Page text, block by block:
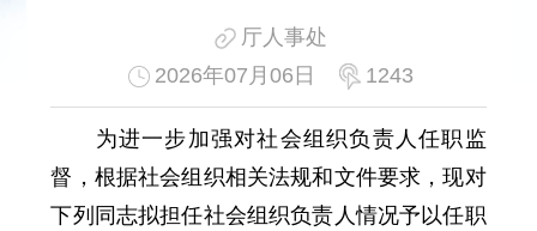
厅人事处
2026年07月06日
1243
为进一步加强对社会组织负责人任职监
督，根据社会组织相关法规和文件要求，现对
下列同志拟担任社会组织负责人情况予以任职